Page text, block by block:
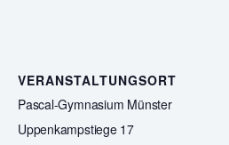
VERANSTALTUNGSORT
Pascal-Gymnasium Münster
Uppenkampstiege 17